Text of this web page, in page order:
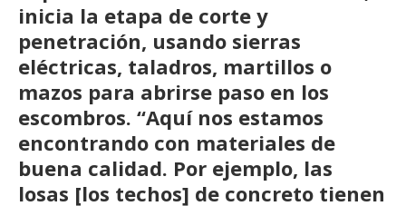
inicia la etapa de corte y
penetración, usando sierras
eléctricas, taladros, martillos o
mazos para abrirse paso en los
escombros. “Aquí nos estamos
encontrando con materiales de
buena calidad. Por ejemplo, las
losas [los techos] de concreto tienen